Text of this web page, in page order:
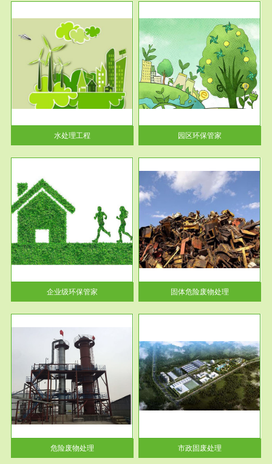
水处理工程
服务范围
园区环保管家
2016 年 4 月，环保部下发《关
于积极发挥环境保护作用促进供
给侧结...
园区环保管家
企业级环保管家
服务范围
固体危险废物处理
固体废物解释：固体废物是指人
们在生产建设、日常生活和其他
活动中...
固体危险废物处理
危险废物处理
服务范围
市政固废处理
蔚蓝生态环境科技所从事的市政
废物处理业务包括市政废物的处
理处...
市政固废处理